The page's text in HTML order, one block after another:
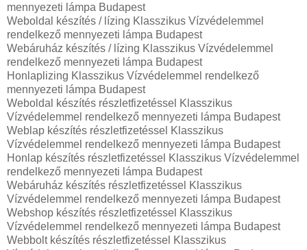
mennyezeti lámpa Budapest
Weboldal készítés / lízing Klasszikus Vízvédelemmel
rendelkező mennyezeti lámpa Budapest
Webáruház készítés / lízing Klasszikus Vízvédelemmel
rendelkező mennyezeti lámpa Budapest
Honlaplizing Klasszikus Vízvédelemmel rendelkező
mennyezeti lámpa Budapest
Weboldal készítés részletfizetéssel Klasszikus
Vízvédelemmel rendelkező mennyezeti lámpa Budapest
Weblap készítés részletfizetéssel Klasszikus
Vízvédelemmel rendelkező mennyezeti lámpa Budapest
Honlap készítés részletfizetéssel Klasszikus Vízvédelemmel
rendelkező mennyezeti lámpa Budapest
Webáruház készítés részletfizetéssel Klasszikus
Vízvédelemmel rendelkező mennyezeti lámpa Budapest
Webshop készítés részletfizetéssel Klasszikus
Vízvédelemmel rendelkező mennyezeti lámpa Budapest
Webbolt készítés részletfizetéssel Klasszikus